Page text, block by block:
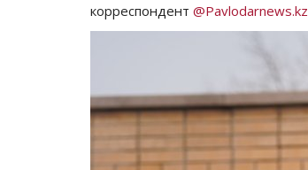
корреспондент @Pavlodarnews.kz